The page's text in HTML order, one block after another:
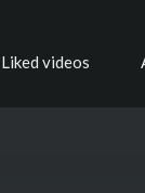
Liked videos